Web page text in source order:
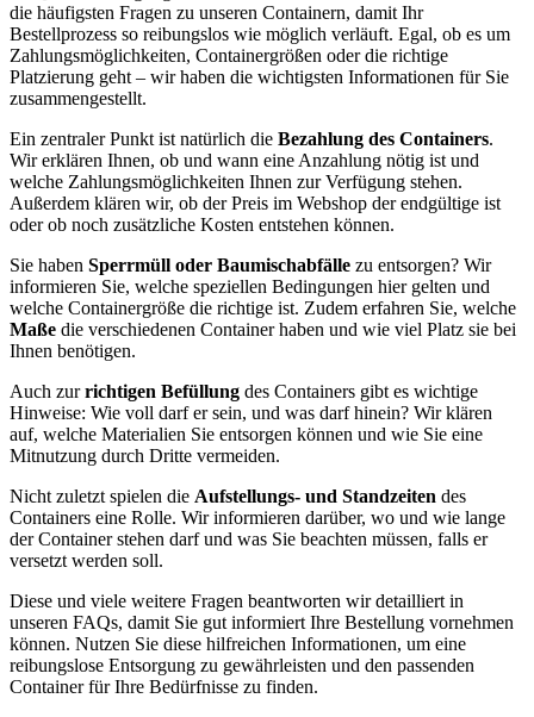
die häufigsten Fragen zu unseren Containern, damit Ihr
Bestellprozess so reibungslos wie möglich verläuft. Egal, ob es um
Zahlungsmöglichkeiten, Containergrößen oder die richtige
Platzierung geht – wir haben die wichtigsten Informationen für Sie
zusammengestellt.
Ein zentraler Punkt ist natürlich die Bezahlung des Containers.
Wir erklären Ihnen, ob und wann eine Anzahlung nötig ist und
welche Zahlungsmöglichkeiten Ihnen zur Verfügung stehen.
Außerdem klären wir, ob der Preis im Webshop der endgültige ist
oder ob noch zusätzliche Kosten entstehen können.
Sie haben Sperrmüll oder Baumischabfälle zu entsorgen? Wir
informieren Sie, welche speziellen Bedingungen hier gelten und
welche Containergröße die richtige ist. Zudem erfahren Sie, welche
Maße die verschiedenen Container haben und wie viel Platz sie bei
Ihnen benötigen.
Auch zurrichtigen Befüllung des Containers gibt es wichtige
Hinweise: Wie voll darf er sein, und was darf hinein? Wir klären
auf, welche Materialien Sie entsorgen können und wie Sie eine
Mitnutzung durch Dritte vermeiden.
Nicht zuletzt spielen die Aufstellungs- und Standzeiten des
Containers eine Rolle. Wir informieren darüber, wo und wie lange
der Container stehen darf und was Sie beachten müssen, falls er
versetzt werden soll.
Diese und viele weitere Fragen beantworten wir detailliert in
unseren FAQs, damit Sie gut informiert Ihre Bestellung vornehmen
können. Nutzen Sie diese hilfreichen Informationen, um eine
reibungslose Entsorgung zu gewährleisten und den passenden
Container für Ihre Bedürfnisse zu finden.